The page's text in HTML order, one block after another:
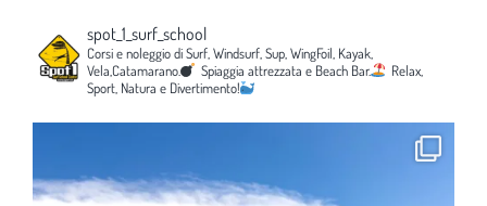
spot_1_surf_school
Corsi e noleggio di Surf, Windsurf, Sup, WingFoil, Kayak,
Vela,Catamarano.
Spiaggia attrezzata e Beach Bar.
Relax,
Sport, Natura e Divertimento!